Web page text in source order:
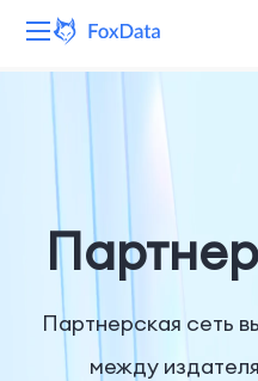
Решения
Ресурсы
Цены
Партнерская сеть
между